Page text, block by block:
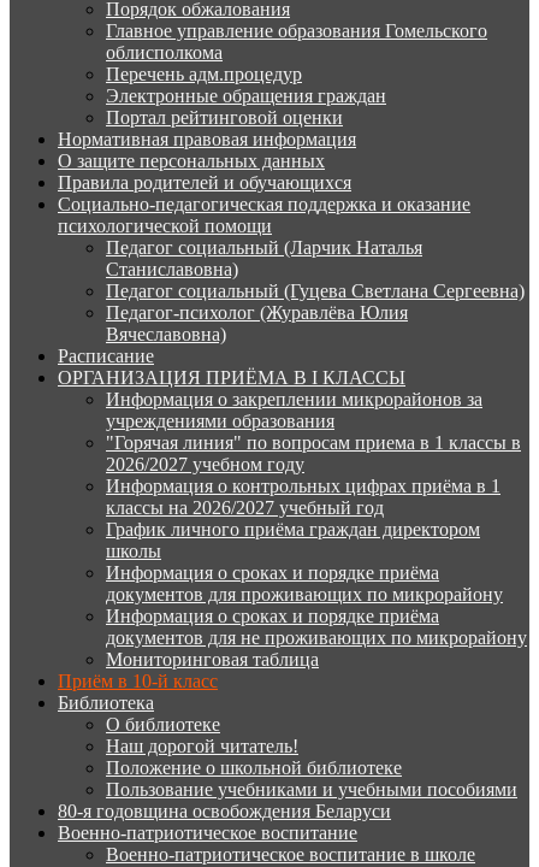
Порядок обжалования
Главное управление образования Гомельского
облисполкома
Перечень адм.процедур
Электронные обращения граждан
Портал рейтинговой оценки
Нормативная правовая информация
О защите персональных данных
Правила родителей и обучающихся
Социально-педагогическая поддержка и оказание
психологической помощи
Педагог социальный (Ларчик Наталья
Станиславовна)
Педагог социальный (Гуцева Светлана Сергеевна)
Педагог-психолог (Журавлёва Юлия
Вячеславовна)
Расписание
ОРГАНИЗАЦИЯ ПРИЁМА В I КЛАССЫ
Информация о закреплении микрорайонов за
учреждениями образования
"Горячая линия" по вопросам приема в 1 классы в
2026/2027 учебном году
Информация о контрольных цифрах приёма в 1
классы на 2026/2027 учебный год
График личного приёма граждан директором
школы
Информация о сроках и порядке приёма
документов для проживающих по микрорайону
Информация о сроках и порядке приёма
документов для не проживающих по микрорайону
Мониторинговая таблица
Приём в 10-й класс
Библиотека
О библиотеке
Наш дорогой читатель!
Положение о школьной библиотеке
Пользование учебниками и учебными пособиями
80-я годовщина освобождения Беларуси
Военно-патриотическое воспитание
Военно-патриотическое воспитание в школе